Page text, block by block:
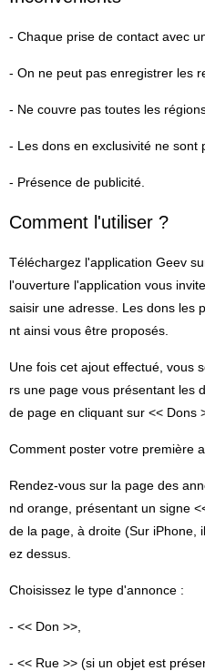
- Chaque prise de contact avec
- On ne peut pas enregistrer les
- Ne couvre pas toutes les
- Les dons en exclusivité ne sont
- Présence de publicité.
Comment l'utiliser ?
Téléchargez l'application Geev
l'ouverture l'application vous
saisir une adresse. Les dons les
nt ainsi vous être proposés.
Une fois cet ajout effectué, vous
rs une page vous présentant les
de page en cliquant sur << Dons
Comment poster votre première
Rendez-vous sur la page des
nd orange, présentant un signe
de la page, à droite (Sur iPhone,
ez dessus.
Choisissez le type d'annonce :
- << Don >>,
- << Rue >> (si un objet est